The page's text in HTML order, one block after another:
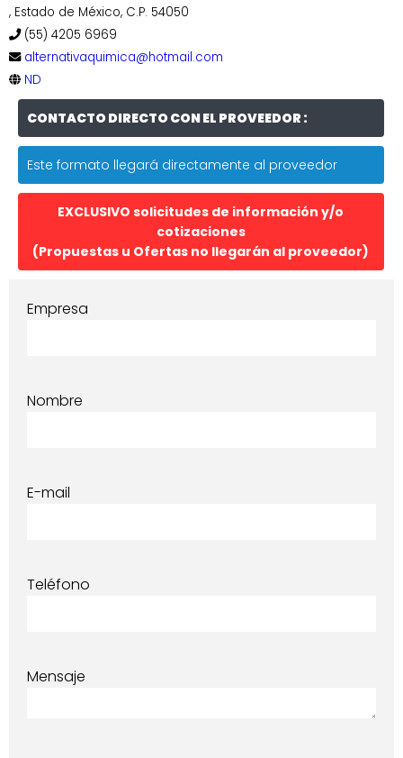
, Estado de México, C.P. 54050
(55) 4205 6969
alternativaquimica@hotmail.com
ND
CONTACTO DIRECTO CON EL PROVEEDOR :
Este formato llegará directamente al proveedor
EXCLUSIVO solicitudes de información y/o
cotizaciones
(Propuestas u Ofertas no llegarán al proveedor)
Empresa
Nombre
E-mail
Teléfono
Mensaje